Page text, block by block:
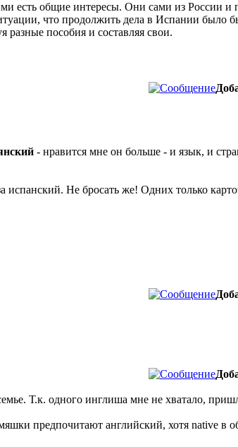
есть общие интересы. Они сами из России
что продолжить дела в Испании
разные пособия и составляя свои.
- нравится мне он больше - и язык, и
испанский. Не бросать же! Одних только
Т.к. одного инглиша мне не хватало,
предпочитают английский, хотя native в